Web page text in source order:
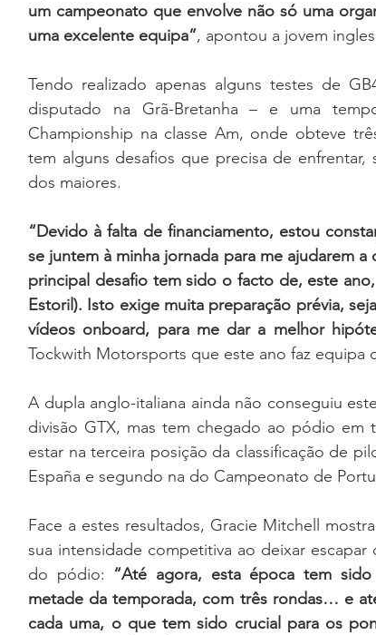
um campeonato que envolve não só uma
uma excelente equipa”, apontou a jovem
Tendo realizado apenas alguns testes de
disputado na Grã-Bretanha – e uma
Championship na classe Am, onde obteve
tem alguns desafios que precisa de
dos maiores.
“Devido à falta de financiamento, estou
se juntem à minha jornada para me ajudarem
principal desafio tem sido o facto de, este
Estoril). Isto exige muita preparação prévia,
vídeos onboard, para me dar a melhor
Tockwith Motorsports que este ano faz equipa
A dupla anglo-italiana ainda não conseguiu
divisão GTX, mas tem chegado ao pódio
estar na terceira posição da classificação de
España e segundo na do Campeonato de
Face a estes resultados, Gracie Mitchell
sua intensidade competitiva ao deixar
do pódio: “Até agora, esta época tem
metade da temporada, com três rondas… e
cada uma, o que tem sido crucial para os